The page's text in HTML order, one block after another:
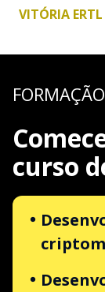
VITÓRIA ERTL
FORMAÇÃO
curso